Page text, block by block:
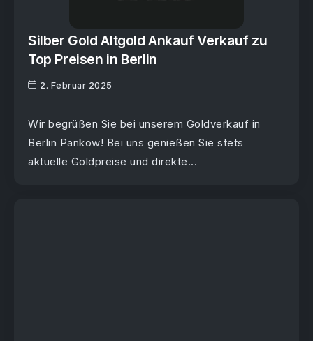
Silber Gold Altgold Ankauf Verkauf zu
Top Preisen in Berlin
2. Februar 2025
Wir begrüßen Sie bei unserem Goldverkauf in
Berlin Pankow! Bei uns genießen Sie stets
aktuelle Goldpreise und direkte...